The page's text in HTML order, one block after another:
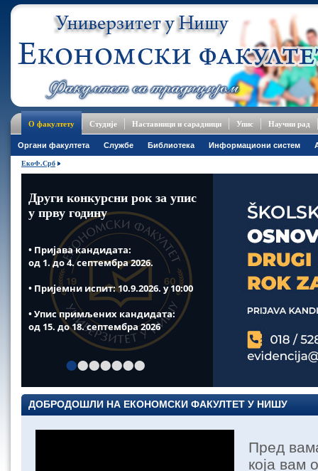
О факултету Студије Наставници и сарадници Упис Научни рад
Oргани факултета Службе Библиотека Информациони систем
ЕкоФ.Срб
Други конкурсни рок за упис
у прву годину
• Пријава кандидата:
од 1. до 4. септембра 2026.
• Пријемни испит: 10.9.2026. у 10:00
• Упис примљених кандидата:
од 15. до 18. септембра 2026
•••••••
ДОБРОДОШЛИ НА ЕКОНОМСКИ ФАКУЛТЕТ У НИШУ
Пред
која вам